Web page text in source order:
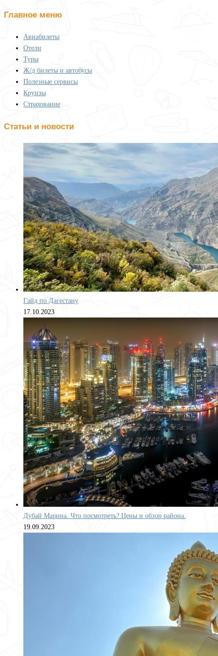
Главное меню
Авиабилеты
Отели
Туры
Ж/д билеты и автобусы
Полезные сервисы
Круизы
Страхование
Статьи и новости
Гайд по Дагестану
17.10.2023
Дубай Марина. Что посмотреть? Цены и обзор района.
19.09.2023